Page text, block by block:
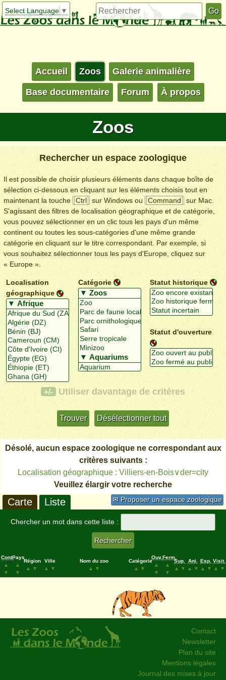
Select Language ▼
Accueil Zoos Galerie animalière
Base documentaire Forum À propos
Zoos
Rechercher un espace zoologique
Il est possible de choisir plusieurs éléments dans chaque boîte de
sélection ci-dessous en cliquant sur les éléments choisis tout en
maintenant la touche
Ctrl sur Windows ou Command
sur Mac.
S'agissant des filtres de localisation géographique et de catégorie,
vous pouvez sélectionner en un clic tous les pays d'un même
continent ou toutes les sous-catégories d'une même grande
catégorie en cliquant sur le titre correspondant. Par exemple, si
vous souhaitez sélectionner tous les pays d'Europe, cliquez sur
« Europe ».
Localisation
géographique
Catégorie Statut historique
Statut d'ouverture
+/- Utiliser davantage de critères
Désolé, aucun espace zoologique ne correspondant aux
critères suivants :
Localisation géographique : Villiers-en-Bois∨der=city
Veuillez élargir votre recherche
✉ Proposer un espace zoologique
Carte Liste
Chercher un mot dans cette liste :
Cont.
▲
▼
Pays
▲
▼
Région
▲
▼
Ville
▲
▼
Nom du zoo
▲
▼
Catégorie
▲
▼
Ouv.
▲
▼
Ferm.
▲
▼
Sup.
▲
▼
Ani.
▲
▼
Esp.
▲
▼
Visit.
▲
▼
Contact
Newsletter
Plan du site
Mentions légales
Journal des mises à jour